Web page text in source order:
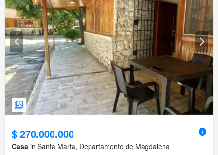
$ 270.000.000
Casa in Santa Marta, Departamento de Magdalena